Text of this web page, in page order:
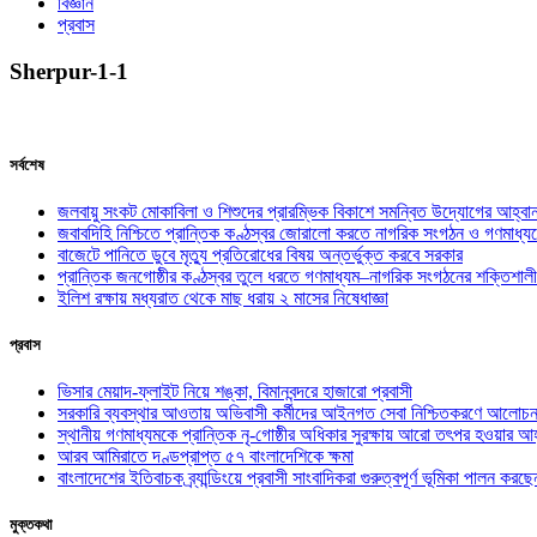
প্রবাস
Sherpur-1-1
সর্বশেষ
জলবায়ু সংকট মোকাবিলা ও শিশুদের প্রারম্ভিক বিকাশে সমন্বিত উদ্যোগের
জবাবদিহি নিশ্চিতে প্রান্তিক কণ্ঠস্বর জোরালো করতে নাগরিক সংগঠন ও
বাজেটে পানিতে ডুবে মৃত্যু প্রতিরোধের বিষয় অন্তর্ভুক্ত করবে সরকার
প্রান্তিক জনগোষ্ঠীর কণ্ঠস্বর তুলে ধরতে গণমাধ্যম–নাগরিক সংগঠনের
ইলিশ রক্ষায় মধ্যরাত থেকে মাছ ধরায় ২ মাসের নিষেধাজ্ঞা
প্রবাস
ভিসার মেয়াদ-ফ্লাইট নিয়ে শঙ্কা, বিমানবন্দরে হাজারো প্রবাসী
সরকারি ব্যবস্থার আওতায় অভিবাসী কর্মীদের আইনগত সেবা নিশ্চিতকরণে
স্থানীয় গণমাধ্যমকে প্রান্তিক নৃ-গোষ্ঠীর অধিকার সুরক্ষায় আরো তৎপর হওয়ার
আরব আমিরাতে দণ্ডপ্রাপ্ত ৫৭ বাংলাদেশিকে ক্ষমা
বাংলাদেশের ইতিবাচক ব্র্যান্ডিংয়ে প্রবাসী সাংবাদিকরা গুরুত্বপূর্ণ ভূমিকা পালন
মুক্তকথা